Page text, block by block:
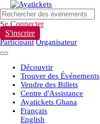
Se Connecter
S'inscrire
Participant Organisateur
Découvrir
Trouver des Événements
Vendre des Billets
Centre d'Assistance
Ayatickets Ghana
Français
English